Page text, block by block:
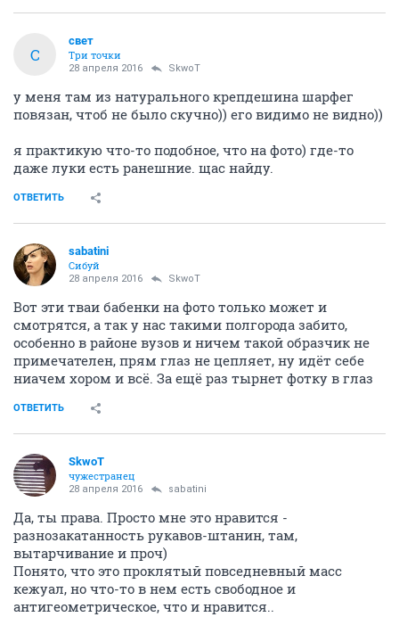
С
свет
Три точки
28 апреля 2016 SkwоT
у меня там из натурального крепдешина шарфег
повязан, чтоб не было скучно)) его видимо не видно))
я практикую что-то подобное, что на фото) где-то
даже луки есть ранешние. щас найду.
ОТВЕТИТЬ
sabatini
Сибуй
28 апреля 2016 SkwоT
Вот эти тваи бабенки на фото только может и
смотрятся, а так у нас такими полгорода забито,
особенно в районе вузов и ничем такой образчик не
примечателен, прям глаз не цепляет, ну идёт себе
ниачем хором и всё. За ещё раз тырнет фотку в глаз
ОТВЕТИТЬ
SkwоT
чужестранец
28 апреля 2016 sabatini
Да, ты права. Просто мне это нравится -
разнозакатанность рукавов-штанин, там,
вытарчивание и проч)
Понято, что это проклятый повседневный масс
кежуал, но что-то в нем есть свободное и
антигеометрическое, что и нравится..